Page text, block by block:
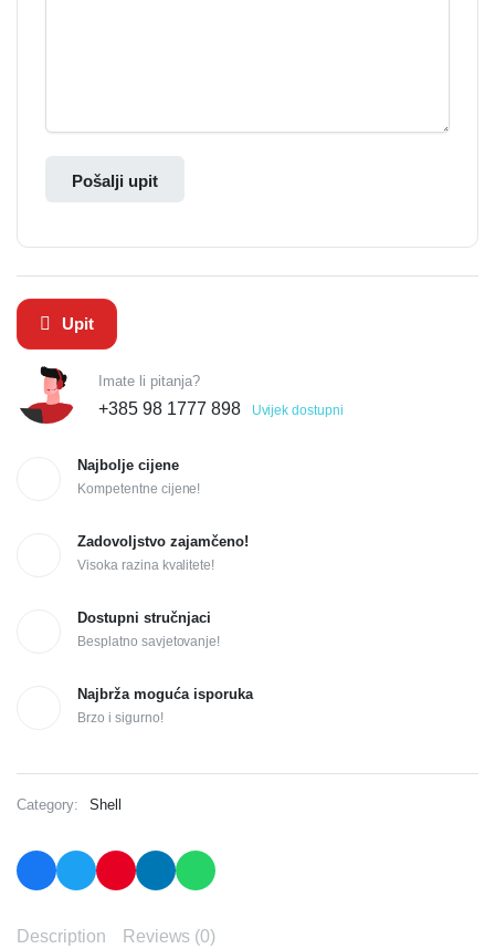
Pošalji upit
Upit
Imate li pitanja?
+385 98 1777 898 Uvijek dostupni
Najbolje cijene
Kompetentne cijene!
Zadovoljstvo zajamčeno!
Visoka razina kvalitete!
Dostupni stručnjaci
Besplatno savjetovanje!
Najbrža moguća isporuka
Brzo i sigurno!
Category: Shell
Description Reviews (0)